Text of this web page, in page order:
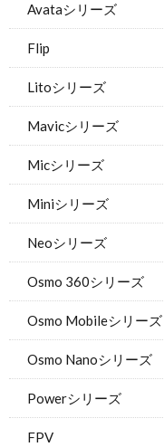
Avataシリーズ
Flip
Litoシリーズ
Mavicシリーズ
Micシリーズ
Miniシリーズ
Neoシリーズ
Osmo 360シリーズ
Osmo Mobileシリーズ
Osmo Nanoシリーズ
Powerシリーズ
FPV